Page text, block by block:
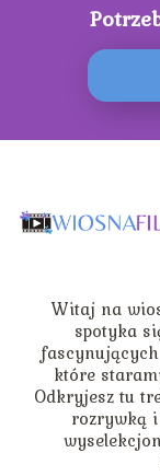
Witaj na
spotyka
które
Odkryjesz tu
rozrywką